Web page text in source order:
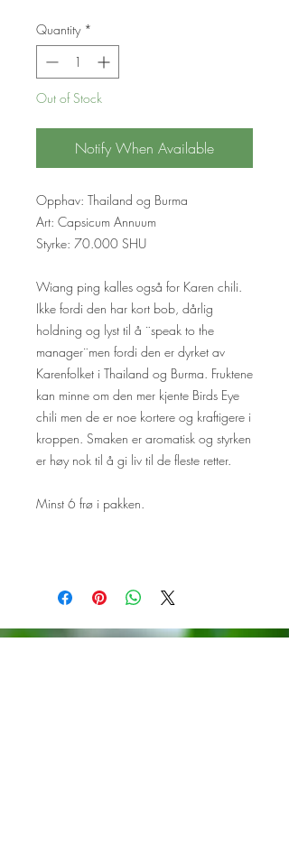
Quantity *
Out of Stock
Notify When Available
Opphav: Thailand og Burma
Art: Capsicum Annuum
Styrke: 70.000 SHU
Wiang ping kalles også for Karen chili.
Ikke fordi den har kort bob, dårlig
holdning og lyst til å ¨speak to the
manager¨men fordi den er dyrket av
Karenfolket i Thailand og Burma. Fruktene
kan minne om den mer kjente Birds Eye
chili men de er noe kortere og kraftigere i
kroppen. Smaken er aromatisk og styrken
er høy nok til å gi liv til de fleste retter.
Minst 6 frø i pakken.